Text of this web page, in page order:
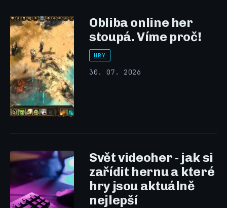
Obliba online her
stoupá. Víme proč!
HRY
30. 07. 2026
Svět videoher - jak si
zařídit hernu a které
hry jsou aktuálně
nejlepší